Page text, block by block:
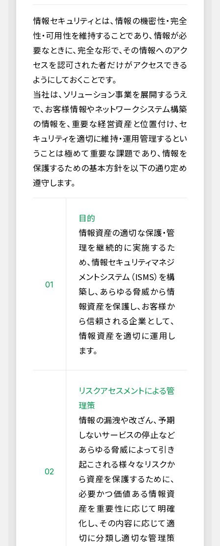
情報セキュリティとは、情報の機密性・完全
性・可用性を維持することであり、情報が必
要なときに、完全な形で、その情報へのアク
セスを認可された者だけがアクセスできる
ようにしておくことです。
当社は、ソリューション事業を展開するうえ
で、お客様情報やネットワークシステム構築
の情報を、重要な経営資産と位置付け、セ
キュリティを適切に維持・運用管理するとい
うことは極めて重要な課題であり、情報を
保護するための基本方針を以下の通り定め
遵守します。
目的
情報資産の適切な保護・管
理を継続的に実施するた
め、情報セキュリティマネジ
メントシステム（ISMS）を構
築し、あらゆる脅威から情
報資産を保護し、お客様か
ら信頼される企業として、
情報資産を適切に運用し
ます。
リスクアセスメントによる管
理策
情報の漏洩や改ざん、予期
しないサービスの停止など
あらゆる脅威によって引き
起こされる様々なリスクか
ら資産を保護するために、
必要かつ価値ある情報資
産を重要性に応じて明確
化し、その内容に応じて適
切に分類し適切な管理策